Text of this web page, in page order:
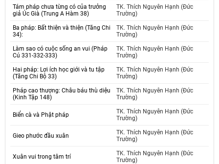
Tám pháp chưa từng có của trưởng
giả Úc Già (Trung A Hàm 38)
TK. Thích Nguyên Hạnh (Đức
Trường)
Ba pháp: Bất thiện và thiện (Tăng Chi
34):
TK. Thích Nguyên Hạnh (Đức
Trường)
Làm sao có cuộc sống an vui (Pháp
Cú 331-332-333)
TK. Thích Nguyên Hạnh (Đức
Trường)
Hai pháp: Lợi ích học giới và tu tập
(Tăng Chi Bộ 33)
TK. Thích Nguyên Hạnh (Đức
Trường)
Pháp cao thượng: Châu báu thù diệu
(Kinh Tập 148)
TK. Thích Nguyên Hạnh (Đức
Trường)
Biển cà và Phật pháp
TK. Thích Nguyên Hạnh (Đức
Trường)
Gieo phước đầu xuân
TK. Thích Nguyên Hạnh (Đức
Trường)
Xuân vui trong tâm trí
TK. Thích Nguyên Hạnh (Đức
Trường)